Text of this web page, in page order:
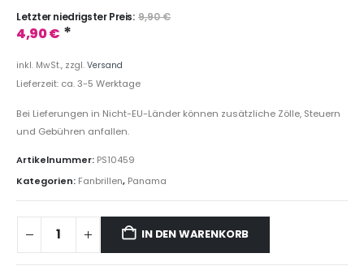
Letzter niedrigster Preis: 9,90€
4,90€ *
inkl. MwSt., zzgl. Versand
Lieferzeit: ca. 3-5 Werktage
Bei Lieferungen in Nicht-EU-Länder können zusätzliche Zölle, Steuern
und Gebühren anfallen.
Artikelnummer: PS10459
Kategorien: Fanbrillen, Panama
IN DEN WARENKORB